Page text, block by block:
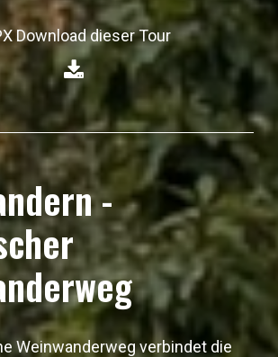
Download dieser Tour
⁣
-
Weinwanderweg verbindet die